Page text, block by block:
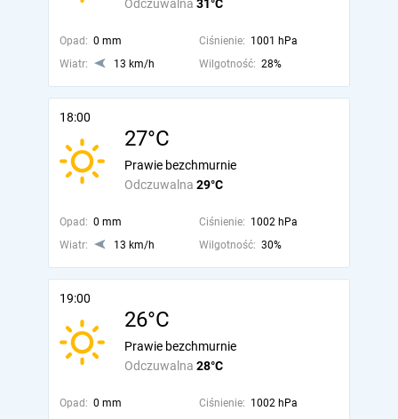
Odczuwalna 31°C
Opad: 0 mm Ciśnienie: 1001 hPa
Wiatr:
13 km/h Wilgotność: 28%
18:00
27°C
Odczuwalna 29°C
Prawie bezchmurnie
Opad: 0 mm Ciśnienie: 1002 hPa
Wiatr:
13 km/h Wilgotność: 30%
19:00
26°C
Odczuwalna 28°C
Prawie bezchmurnie
Opad: 0 mm Ciśnienie: 1002 hPa